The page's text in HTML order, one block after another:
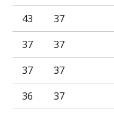
37
43
37
37
37
37
37
36